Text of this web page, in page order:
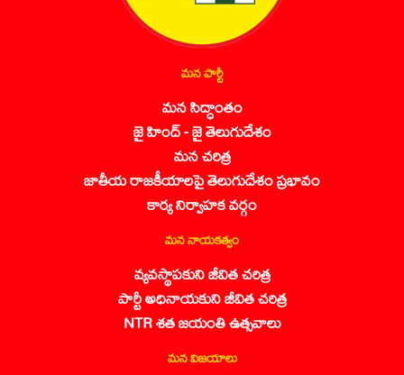
మన పార్టీ
మన సిద్ధాంతం
జై హింద్ - జై తెలుగుదేశం
మన చరిత్ర
జాతీయ రాజకీయాలపై తెలుగుదేశం ప్రభావం
కార్య నిర్వాహక వర్గం
మన నాయకత్వం
వ్యవస్థాపకుని జీవిత చరిత్ర
పార్టీ అధినాయకుని జీవిత చరిత్ర
NTR శత జయంతి ఉత్సవాలు
మన విజయాలు